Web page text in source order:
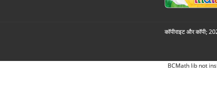
कॉपीराइट और कॉपी;
BCMath lib not